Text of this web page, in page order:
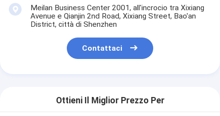
IPS di esposizione di TFT LCD
Display LCD quadrato
Display LCD circolare
Meilan Business Center 2001, all'incrocio tra Xixiang
Avenue e Qianjin 2nd Road, Xixiang Street, Bao'an
District, città di Shenzhen
Contattaci
Ottieni Il Miglior Prezzo Per